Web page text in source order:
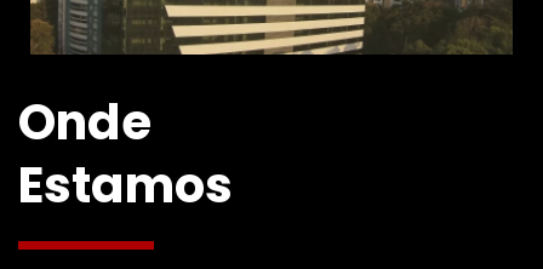
Onde
Estamos